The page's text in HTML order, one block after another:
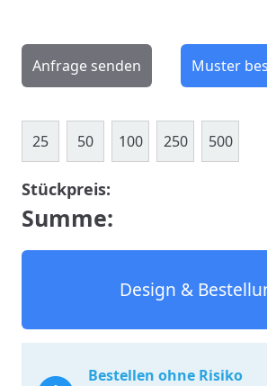
Anfrage senden Muster
25 50 100 250 500
Stückpreis:
Summe:
Design &
Bestellen ohne Risiko